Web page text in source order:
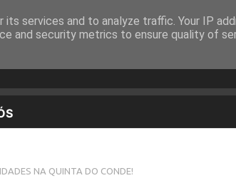
PROGRAMAÇÃO OUVIR EM DIRETO
NA QUINTA DO CONDE!
services and to analyze traffic. Your IP
and security metrics to ensure quality of